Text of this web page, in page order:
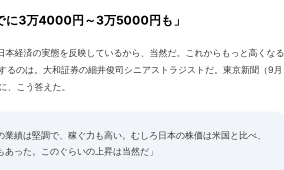
に3万4000円～3万5000円も」
本経済の実態を反映しているから、当然だ。これからもっと高くなる
るのは。大和証券の細井俊司シニアストラジストだ。東京新聞（9月
、こう答えた。
業績は堅調で、稼ぐ力も高い。むしろ日本の株価は米国と比べ、
あった。このぐらいの上昇は当然だ」